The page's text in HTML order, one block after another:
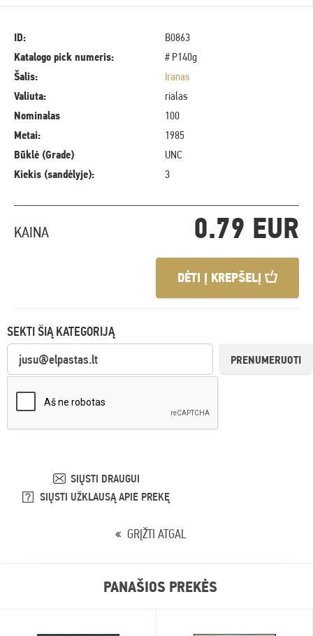
ID:
B0863
Katalogo pick numeris:
# P140g
Šalis:
Iranas
Valiuta:
rialas
Nominalas
100
Metai:
1985
Būklė (Grade)
UNC
Kiekis (sandėlyje):
3
KAINA 0.79 EUR
DĖTI Į KREPŠELĮ
SEKTI ŠIĄ KATEGORIJĄ
PRENUMERUOTI
SIŲSTI DRAUGUI
SIŲSTI UŽKLAUSĄ APIE PREKĘ
GRĮŽTI ATGAL
PANAŠIOS PREKĖS